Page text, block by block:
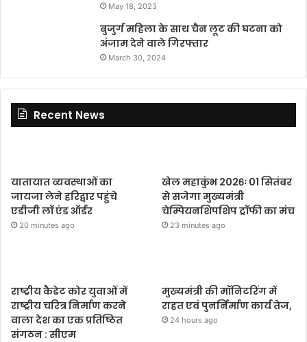
May 18, 2023
बुजुर्ग महिला के साथ चैन लूट की घटना को
अंजाम देने वाले गिरफ्तार
March 30, 2024
Recent News
यातायात व्यवस्थाओं का
जायजा लेने हरिद्वार पहुंचे
एडीजी लॉ एंड ऑर्डर
20 minutes ago
खेल महाकुंभ 2026ः 01 सितंबर
से सजेगा मुख्यमंत्री
चेम्पियनशिपशिप ट्रॉफी का मंच
23 minutes ago
राष्ट्रीय कैडेट कोर युवाओं में
राष्ट्रीय चरित्र निर्माण करने
वाला देश का एक प्रतिष्ठित
संगठन : सीएम
मुख्यमंत्री की मॉनिटरिंग में
राहत एवं पुनर्निर्माण कार्य तेज,
24 hours ago